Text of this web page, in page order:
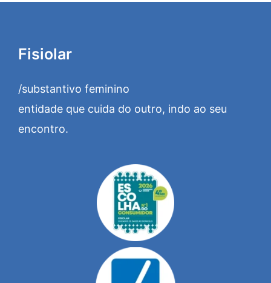
Fisiolar
/substantivo feminino
entidade que cuida do outro, indo ao seu
encontro.